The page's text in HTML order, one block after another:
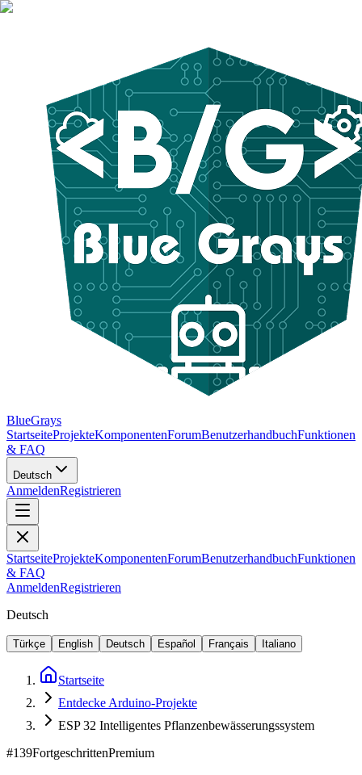
BlueGrays
StartseiteProjekteKomponentenForumBenutzerhandbuchFunktionen
& FAQ
Deutsch
AnmeldenRegistrieren
StartseiteProjekteKomponentenForumBenutzerhandbuchFunktionen
& FAQ
AnmeldenRegistrieren
Deutsch
Türkçe English Deutsch Español Français Italiano
Startseite
Entdecke Arduino-Projekte
ESP 32 Intelligentes Pflanzenbewässerungssystem
#139FortgeschrittenPremium